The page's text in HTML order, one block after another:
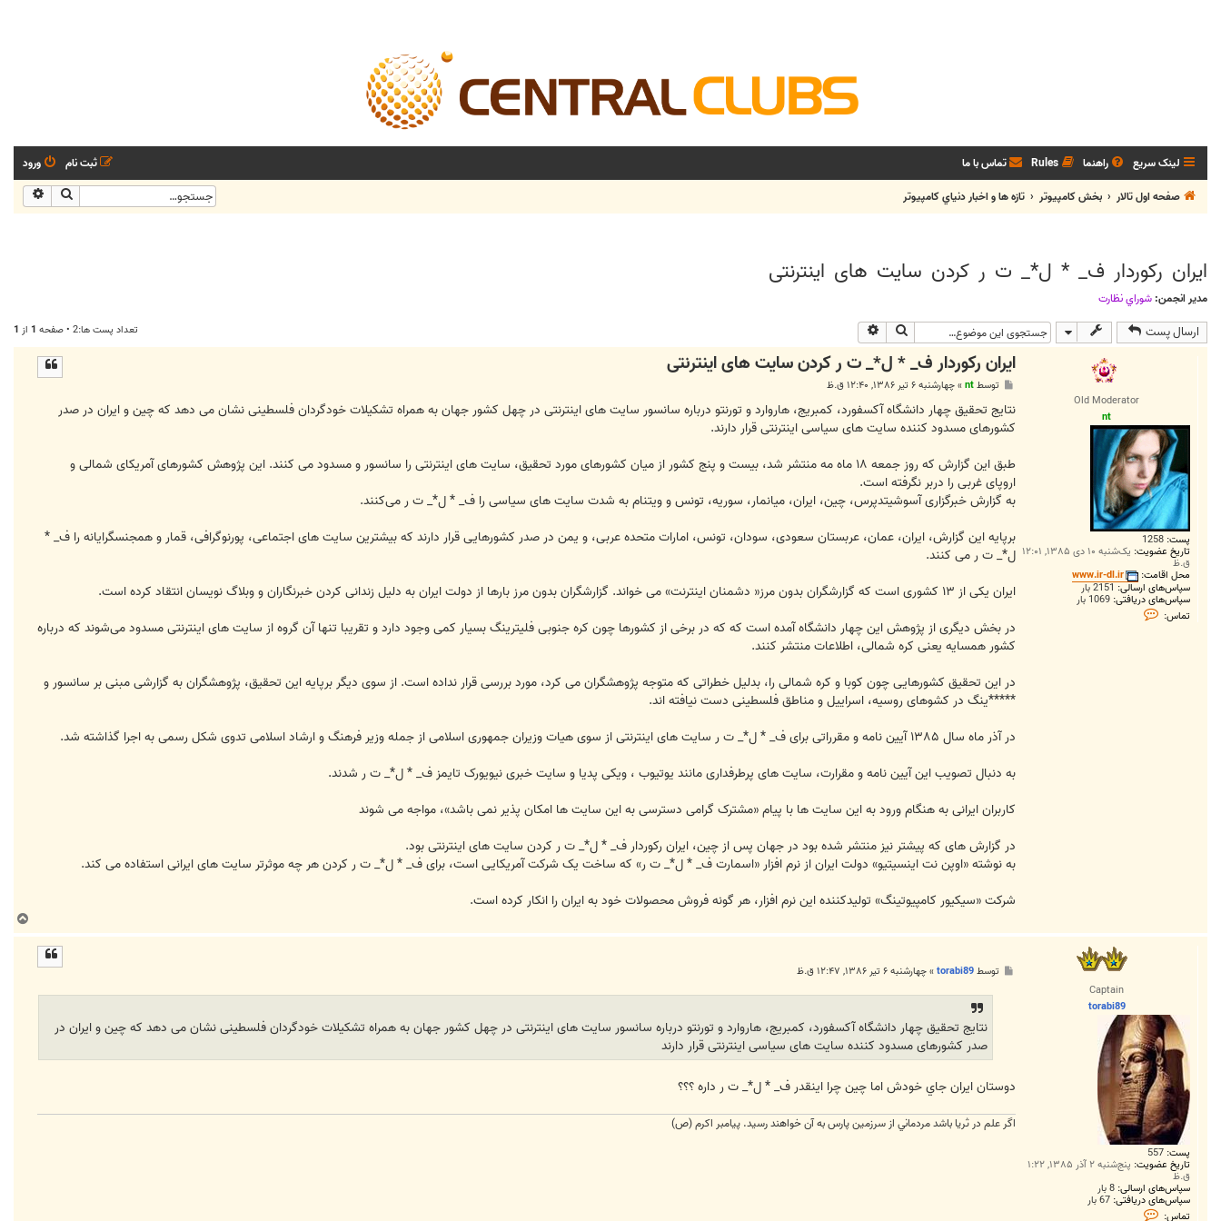
لینک سریع راهنما Rules تماس با ما ورود
ثبت نام
صفحه اول تالار
بخش كامپيوتر تازه ها و اخبار دنياي کامپيوتر جستجو
ايران رکوردار ف_ * ل*_ ت ر کردن سايت های اينترنتی
مدیر انجمن: شوراي نظارت
ارسال پست جستجو تعداد پست ها:2 • صفحه 1 از 1
Old Moderator
nt
پست: 1258
تاریخ عضویت: یک‌شنبه ۱۰ دی ۱۳۸۵, ۱۲:۰۱
ق.ظ
محل اقامت: www.ir-dl.ir
سپاس‌های ارسالی:2151 بار
سپاس‌های دریافتی: 1069 بار
تماس:
ت
ايران رکوردار ف_ * ل*_ ت ر کردن سايت های اينترنتی
ت
توسطnt
»چهارشنبه ۶ تیر ۱۳۸۶, ۱۲:۴۰ ق.ظ
نتايج تحقيق چهار دانشگاه آکسفورد، کمبريج، هاروارد و تورنتو درباره سانسور سايت های اينترنتی در چهل کشور جهان به همراه تشکيلات خودگردان فلسطينی نشان می دهد که چین و ایران در صدر
کشورهای مسدود کننده سايت های سياسی اينترنتی قرار دارند.
طبق اين گزارش که روز جمعه ۱۸ ماه مه منتشر شد، بيست و پنج کشور از میان کشورهای مورد تحقیق، سايت های اينترنتی را سانسور و مسدود می کنند. اين پژوهش کشورهای آمريکای شمالی و
اروپای غربی را دربر نگرفته است.
به گزارش خبرگزاری آسوشيتدپرس، چين، ايران، ميانمار، سوريه، تونس و ويتنام به شدت سايت های سياسی را ف_ * ل*_ ت ر می‌کنند.
برپايه اين گزارش، ايران، عمان، عربستان سعودی، سودان، تونس، امارات متحده عربی، و يمن در صدر کشورهايی قرار دارند که بيشترين سايت های اجتماعی، پورنوگرافی، قمار و همجنسگرايانه را ف_ *
ل*_ ت ر می کنند.
ايران يکی از ۱۳ کشوری است که گزارشگران بدون مرز« دشمنان اينترنت» می خواند. گزارشگران بدون مرز بارها از دولت ايران به دليل زندانی کردن خبرنگاران و وبلاگ نويسان انتقاد کرده است.
در بخش ديگری از پژوهش اين چهار دانشگاه آمده است که که در برخی از کشورها چون کره جنوبی فليترينگ بسيار کمی وجود دارد و تقريبا تنها آن گروه از سايت های اينترنتی مسدود می‌شوند که درباره
کشور همسایه یعنی کره شمالی، اطلاعات منتشر کنند.
در اين تحقيق کشورهايی چون کوبا و کره شمالی را، بدليل خطراتی که متوجه پژوهشگران می کرد، مورد بررسی قرار نداده است. از سوی دیگر برپایه این تحقیق، پژوهشگران به گزارشی مبنی بر سانسور و
*****ینگ در کشوهای روسیه، اسراییل و مناطق فلسطینی دست نیافته اند.
در آذر ماه سال ۱۳۸۵ آيين نامه و مقرراتی برای ف_ * ل*_ ت ر سايت های اينترنتی از سوی هيات وزيران جمهوری اسلامی از جمله وزير فرهنگ و ارشاد اسلامی تدوی شکل رسمی به اجرا گذاشته شد.
به دنبال تصويب اين آيين نامه و مقرارت، سايت های پرطرفداری مانند يوتيوب ، ويکی پديا و سايت خبری نيويورک تايمز ف_ * ل*_ ت ر شدند.
کاربران ايرانی به هنگام ورود به اين سايت ها با پيام «مشترک گرامی دسترسی به اين سايت ها امکان پذير نمی باشد»، مواجه می شوند
در گزارش های که پيشتر نيز منتشر شده بود در جهان پس از چين، ايران رکوردار ف_ * ل*_ ت ر کردن سايت های اينترنتی بود.
به نوشته «اوپن نت اينسيتيو» دولت ايران از نرم افزار «اسمارت ف_ * ل*_ ت ر» که ساخت يک شرکت آمريکايی است، برای ف_ * ل*_ ت ر کردن هر چه موثرتر سايت های ايرانی استفاده می کند.
شرکت «سيکيور کامپيوتينگ» توليدکننده اين نرم افزار، هر گونه فروش محصولات خود به ايران را انکار کرده است.
ا
Captain
torabi89
پست: 557
تاریخ عضویت: پنج‌شنبه ۲ آذر ۱۳۸۵, ۱:۲۲
ق.ظ
سپاس‌های ارسالی: 8 بار
سپاس‌های دریافتی: 67 بار
تماس:
توسطtorabi89
»چهارشنبه ۶ تیر ۱۳۸۶, ۱۲:۴۷ ق.ظ
نتايج تحقيق چهار دانشگاه آکسفورد، کمبريج، هاروارد و تورنتو درباره سانسور سايت های اينترنتی در چهل کشور جهان به همراه تشکيلات خودگردان فلسطينی نشان می دهد که چین و ایران در
صدر کشورهای مسدود کننده سايت های سياسی اينترنتی قرار دارند
دوستان ايران جاي خودش اما چين چرا اينقدر ف_ * ل*_ ت ر داره ؟؟؟
اگر علم در ثريا باشد مردماني از سرزمين پارس به آن خواهند رسيد. پيامبر اکرم (ص)